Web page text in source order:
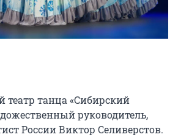
театр танца «Сибирский
руководитель,
России Виктор Селиверстов.